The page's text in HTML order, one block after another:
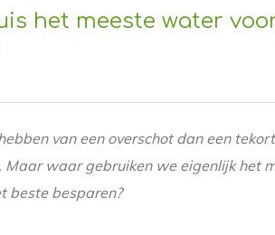
het meeste water
van een overschot dan een
waar gebruiken we eigenlijk het
beste besparen?